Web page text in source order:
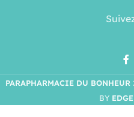
PARAPHARMACIE DU BONHEUR
BY